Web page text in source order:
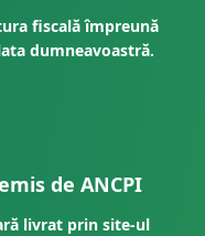
fiscală împreună
dumneavoastră.
de ANCPI
livrat prin site-ul